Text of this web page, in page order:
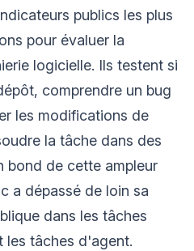
publics les plus
pour évaluer la
logicielle. Ils testent si
comprendre un bug
les modifications de
la tâche dans des
bond de cette ampleur
a dépassé de loin sa
dans les tâches
les tâches d'agent.